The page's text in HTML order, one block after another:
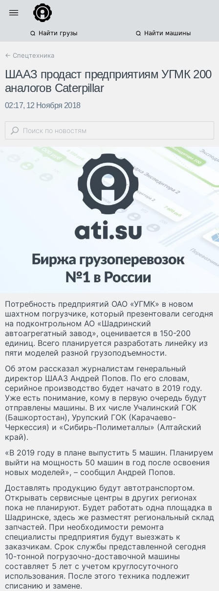
Найти грузы Найти машины
← Спецтехника
ШААЗ продаст предприятиям УГМК 200
аналогов Caterpillar
02:17, 12 Ноября 2018
Потребность предприятий ОАО «УГМК» в новом
шахтном погрузчике, который презентовали сегодня
на подконтрольном АО «Шадринский
автоагрегатный завод», оценивается в 150-200
единиц. Всего планируется разработать линейку из
пяти моделей разной грузоподъемности.
Об этом рассказал журналистам генеральный
директор ШААЗ Андрей Попов. По его словам,
серийное производство будет начато в 2019 году.
Уже есть понимание, кому в первую очередь будут
отправлены машины. В их числе Учалинский ГОК
(Башкортостан), Урупский ГОК (Карачаево-
Черкессия) и «Сибирь-Полиметаллы» (Алтайский
край).
«В 2019 году в плане выпустить 5 машин. Планируем
выйти на мощность 50 машин в год после освоения
новых моделей», – сообщил Андрей Попов.
Доставлять продукцию будут автотранспортом.
Открывать сервисные центры в других регионах
пока не планируют. Будет работать одна площадка в
Шадринске, здесь же разместят региональный склад
запчастей. При необходимости ремонта
специалисты предприятия будут выезжать к
заказчикам. Срок службы представленной сегодня
10-тонной погрузочно-доставочной машины
составляет 5 лет с учетом круглосуточного
использования. После этого техника подлежит
списанию и замене.